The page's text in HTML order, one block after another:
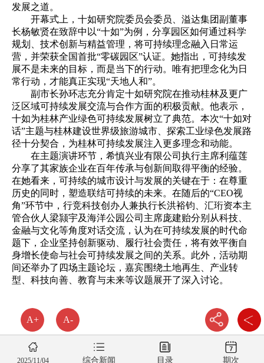
A+ A-
发展之道。
开幕式上，十如研究院委员会委员、溢达集团副董事
长杨敏贤在致辞中以“十如”为例，分享园区如何通过科学
规划、技术创新与精益管理，将可持续理念融入日常运
营，并荣获全国首批“零碳园区”认证。她指出，可持续发
展不是未来的目标，而是当下的行动。唯有把理念化为日
常行动，才能真正实现“天地人和”。
副市长孙环志充分肯定十如研究院在推动桂林及更广
泛区域可持续发展交流与合作方面的积极贡献。他表示，
十如为桂林产业绿色可持续发展树立了典范。本次“十如对
话”主题与桂林建设世界级旅游城市、探索工业绿色发展路
径十分契合，为桂林可持续发展注入更多理念和动能。
在主题演讲环节，希慎兴业有限公司执行主席利蕴莲
分享了其家族企业在百年传承与创新间取得平衡的经验。
在她看来，可持续的城市设计与发展的关键在于：在尊重
历史的同时，塑造联结可持续的未来。在随后的“CEO视
角”环节中，行竞科技创办人兼执行长洪裕钧、汇珩资本主
管合伙人梁颕宇及海洋公园公司主席庞建贻分别从科技、
金融与文化等角度对话交流，认为在可持续发展的时代命
题下，企业坚持创新驱动、履行社会责任，将有效平衡自
身增长使命与社会可持续发展之间的关系。此外，活动期
间还举办了四场主题论坛，嘉宾围绕土地再生、产业转
型、科技向善、教育与未来等议题展开了深入讨论。
2025/11/04 综合新闻 目录 期次